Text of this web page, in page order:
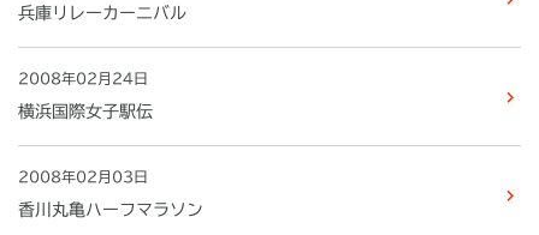
兵庫リレーカーニバル
2008年02月24日
横浜国際女子駅伝
2008年02月03日
香川丸亀ハーフマラソン